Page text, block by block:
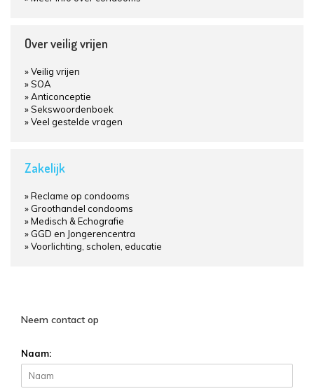
Over veilig vrijen
Veilig vrijen
SOA
Anticonceptie
Sekswoordenboek
Veel gestelde vragen
Zakelijk
Reclame op condooms
Groothandel condooms
Medisch & Echografie
GGD en Jongerencentra
Voorlichting, scholen, educatie
Neem contact op
Naam: